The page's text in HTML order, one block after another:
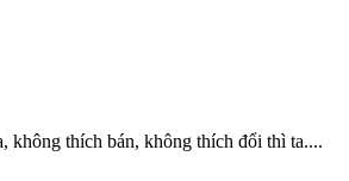
không thích bán, không thích đổi thì ta....